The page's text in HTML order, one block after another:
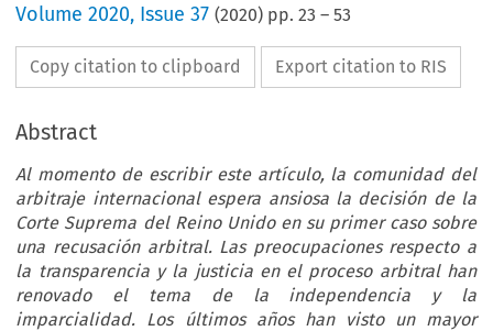
Volume2020, Issue 37 (2020) pp.23 –53
Copy citation to clipboard Export citation to RIS
Abstract
Al momento de escribir este artículo, la comunidad del
arbitraje internacional espera ansiosa la decisión de la
Corte Suprema del Reino Unido en su primer caso sobre
una recusación arbitral. Las preocupaciones respecto a
la transparencia y la justicia en el proceso arbitral han
renovado el tema de la independencia y la
imparcialidad. Los últimos años han visto un mayor